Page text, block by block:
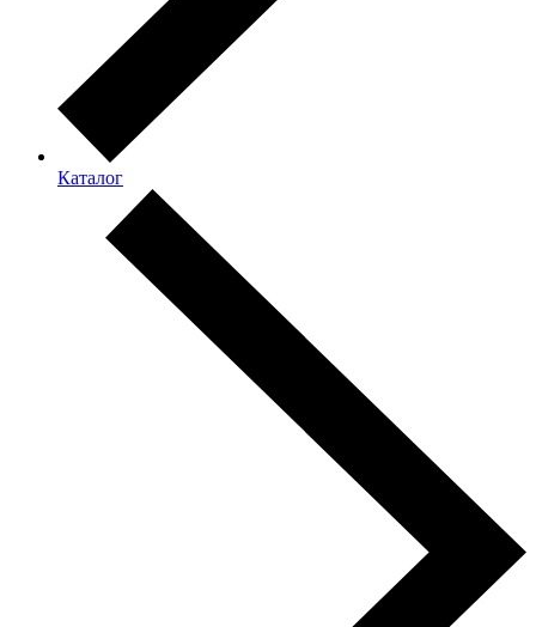
Каталог